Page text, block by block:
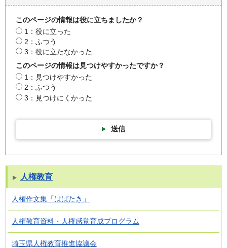
このページの情報は役に立ちましたか？
1：役に立った
2：ふつう
3：役に立たなかった
このページの情報は見つけやすかったですか？
1：見つけやすかった
2：ふつう
3：見つけにくかった
送信
人権教育
人権作文集「はばたき」
人権教育資料・人権感覚育成プログラム
埼玉県人権教育推進協議会